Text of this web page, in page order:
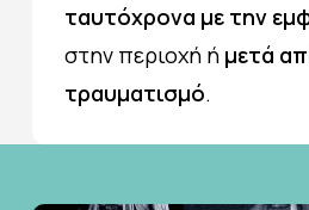
ταυτόχρονα με την
στην περιοχή ή μετά
τραυματισμό.